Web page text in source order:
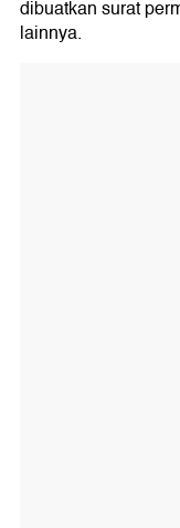
dibuatkan surat
lainnya.